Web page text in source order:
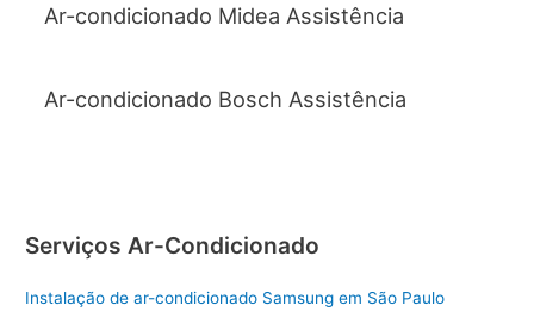
Ar-condicionado Midea Assistência
Ar-condicionado Bosch Assistência
Serviços Ar-Condicionado
Instalação de ar-condicionado Samsung em São Paulo